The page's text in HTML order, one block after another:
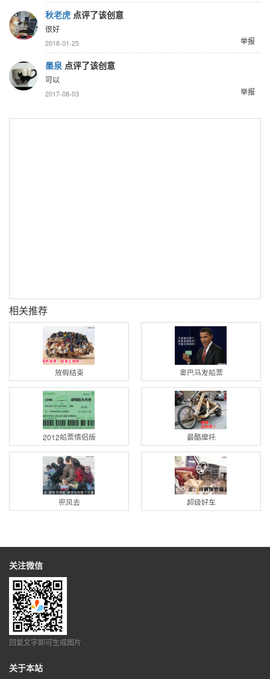
秋老虎 点评了该创意
很好
举报
2018-01-25
墨泉 点评了该创意
可以
举报
2017-08-03
相关推荐
放假结束 奥巴马发船票
2012船票情侣版 最酷摩托
兜风去 超级好车
关注微信
回复文字即可生成图片
关于本站